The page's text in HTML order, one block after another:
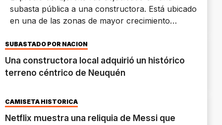
subasta pública a una constructora. Está ubicado
en una de las zonas de mayor crecimiento
SUBASTADO POR NACIÓN
Una constructora local adquirió un histórico
terreno céntrico de Neuquén
CAMISETA HISTÓRICA
Netflix muestra una reliquia de Messi que